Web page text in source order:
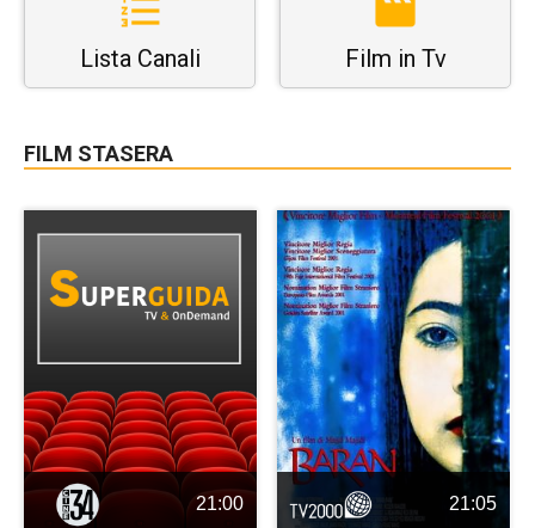
Lista Canali Film in Tv
FILM STASERA
21:00 21:05